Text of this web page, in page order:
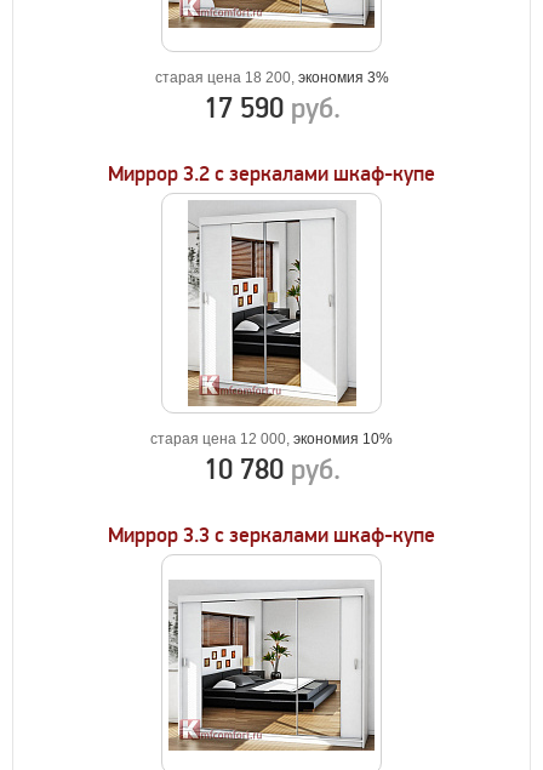
старая цена 18 200, экономия 3%
17 590 руб.
Миррор 3.2 с зеркалами шкаф-купе
старая цена 12 000, экономия 10%
10 780 руб.
Миррор 3.3 с зеркалами шкаф-купе